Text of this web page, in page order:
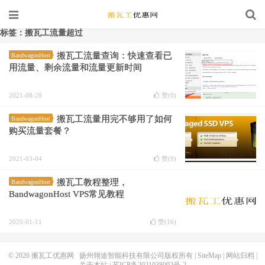
标签：搬瓦工流量超过
BandwagonHost
搬瓦工流量查询：快速查看已
用流量、剩余流量和流量更新时间
2021-08-28 赞(0)
BandwagonHost
搬瓦工流量用完不够用了如何
购买流量套餐？
2021-03-04 赞(9)
BandwagonHost
搬瓦工教程整理，
BandwagonHost VPS常见教程
2020-01-11 赞(16)
© 2026 搬瓦工优惠网 扬州翎途智能科技有限公司版权所有 | SiteMap| 网站归档